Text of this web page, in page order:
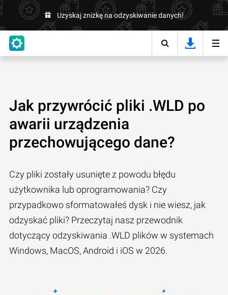
Uzyskaj zniżkę na odzyskiwanie danych!
Jak przywrócić pliki .WLD po
awarii urządzenia
przechowującego dane?
Czy pliki zostały usunięte z powodu błędu
użytkownika lub oprogramowania? Czy
przypadkowo sformatowałeś dysk i nie wiesz, jak
odzyskać pliki? Przeczytaj nasz przewodnik
dotyczący odzyskiwania .WLD plików w systemach
Windows, MacOS, Android i iOS w 2026.